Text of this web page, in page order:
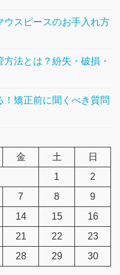
ウスピースのお手入れ方
法とは？紛失・破損・
矯正前に聞くべき質問
金 土
日
1
2
7 8
9
14 15
16
21 22
23
28 29 30